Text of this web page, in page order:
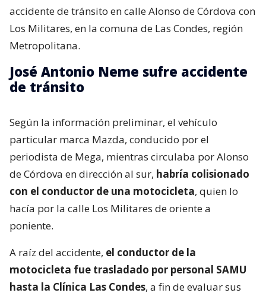
accidente de tránsito en calle Alonso de Córdova con
Los Militares, en la comuna de Las Condes, región
Metropolitana.
José Antonio Neme sufre accidente
de tránsito
Según la información preliminar, el vehículo
particular marca Mazda, conducido por el
periodista de Mega, mientras circulaba por Alonso
de Córdova en dirección al sur, habría colisionado
con el conductor de una motocicleta, quien lo
hacía por la calle Los Militares de oriente a
poniente.
A raíz del accidente, el conductor de la
motocicleta fue trasladado por personal SAMU
hasta la Clínica Las Condes, a fin de evaluar sus